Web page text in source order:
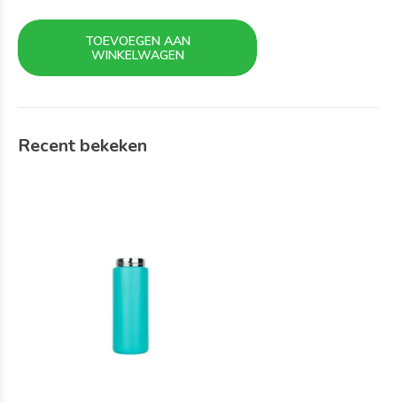
TOEVOEGEN AAN
WINKELWAGEN
Recent bekeken